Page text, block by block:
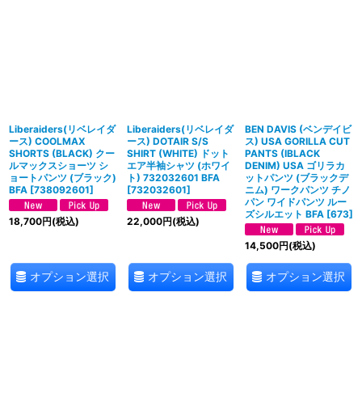
Liberaiders(リベレイダ
ース) COOLMAX
SHORTS (BLACK) クー
ルマックスショーツ シ
ョートパンツ (ブラック)
BFA [738092601]
18,700円(税込)
オプション選択
Liberaiders(リベレイダ
ース) DOTAIR S/S
SHIRT (WHITE) ドット
エア半袖シャツ (ホワイ
ト) 732032601 BFA
[732032601]
22,000円(税込)
オプション選択
BEN DAVIS (ベンデイビ
ス) USA GORILLA CUT
PANTS (IBLACK
DENIM) USA ゴリラカ
ットパンツ (ブラックデ
ニム) ワークパンツ チノ
パン ワイドパンツ ルー
ズシルエット BFA [673]
14,500円(税込)
オプション選択